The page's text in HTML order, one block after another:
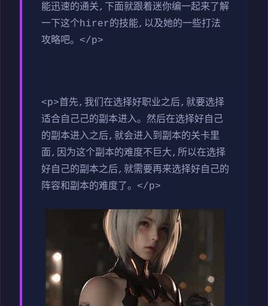
能迅速的通关,下面就跟着迷你编一起来了解
一下这个hirer的技能,以及她的一些打法
攻略吧。</p>
<p>首先,我们在选择好职业之后,就要选择
适合自己己的副本进入。然后在选择好自己
的副本进入之后,就会进入到副本的关卡里
面,因为这个副本的难度不巨大,所以在选择
好自己的副本之后,就需要再来选择好自己的
阵容和副本的难度了。</p>